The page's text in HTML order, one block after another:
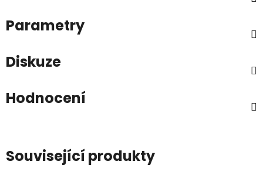
Parametry
Diskuze
Hodnocení
Související produkty